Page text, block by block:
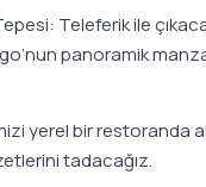
Teleferik ile
panoramik
yerel bir restoranda
tadacağız.